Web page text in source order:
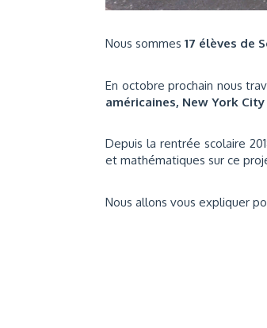
Nous sommes 17 élèves de
En octobre prochain nous
américaines, New York City
Depuis la rentrée scolaire
et mathématiques sur ce
Nous allons vous expliquer